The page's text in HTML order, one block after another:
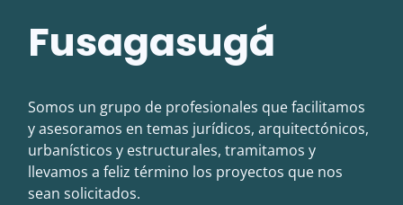
Fusagasugá
Somos un grupo de profesionales que facilitamos
y asesoramos en temas jurídicos, arquitectónicos,
urbanísticos y estructurales, tramitamos y
llevamos a feliz término los proyectos que nos
sean solicitados.